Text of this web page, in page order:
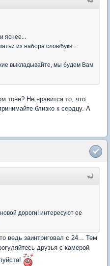
яснее...
из набора слов/букв...
выкладывайте, мы будем Вам
тоне? Не нравится то, что
близко к сердцу. А
дороги! интересуют ее
то ведь заинтриговал с 24... Тем
друзья с камерой